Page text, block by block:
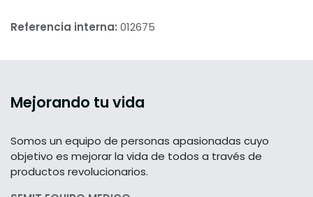
Referencia interna: 012675
Mejorando tu vida
Somos un equipo de personas apasionadas cuyo
objetivo es mejorar la vida de todos a través de
productos revolucionarios.